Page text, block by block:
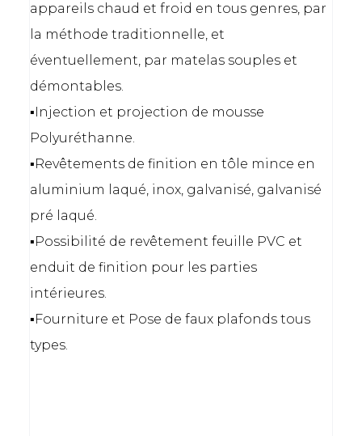
appareils chaud et froid en tous genres, par
la méthode traditionnelle, et
éventuellement, par matelas souples et
démontables.
▪️Injection et projection de mousse
Polyuréthanne.
▪️Revêtements de finition en tôle mince en
aluminium laqué, inox, galvanisé, galvanisé
pré laqué.
▪️Possibilité de revêtement feuille PVC et
enduit de finition pour les parties
intérieures.
▪️Fourniture et Pose de faux plafonds tous
types.